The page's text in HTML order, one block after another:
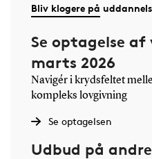
Bliv klogere på
Se optagelse af
marts 2026
Navigér i krydsfeltet
kompleks lovgivning
Se optagelsen
Udbud på